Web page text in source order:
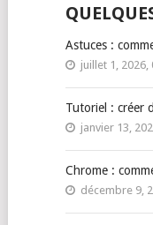
Astuces :
juillet 1, 2026,
Tutoriel : créer
janvier 13,
Chrome :
décembre 9,